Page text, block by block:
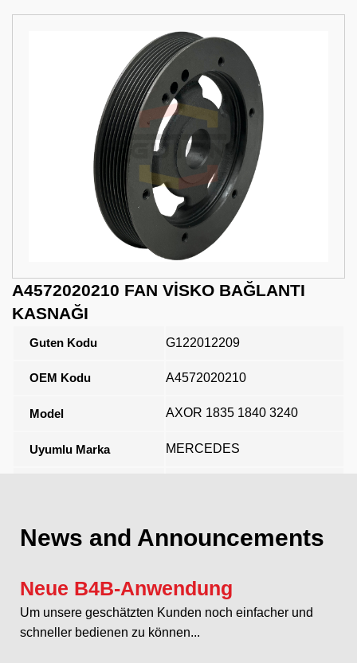
A4572020210 FAN VİSKO BAĞLANTI
KASNAĞI
Guten Kodu G122012209
OEM Kodu A4572020210
Model AXOR 1835 1840 3240
Uyumlu Marka MERCEDES
News and Announcements
Neue B4B-Anwendung
Um unsere geschätzten Kunden noch einfacher und
schneller bedienen zu können...